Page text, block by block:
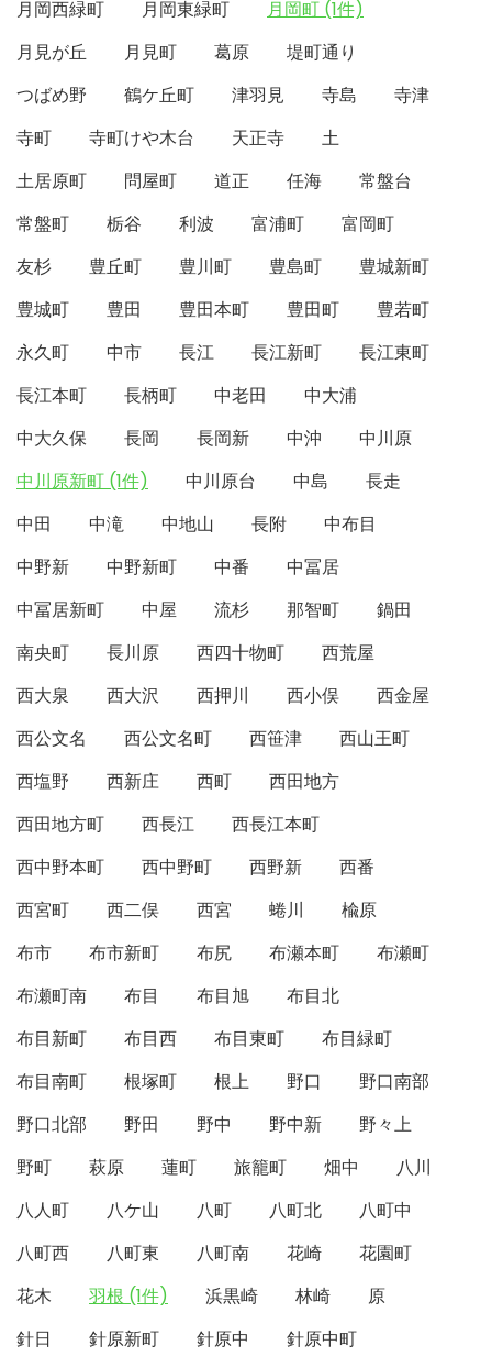
月岡西緑町
月岡東緑町
月岡町 (1件)
月見が丘
月見町 葛原
堤町通り
つばめ野
鶴ケ丘町 津羽見 寺島
寺津
寺町
寺町けや木台 天正寺
土
土居原町
問屋町 道正 任海
常盤台
常盤町
栃谷 利波 富浦町
富岡町
友杉
豊丘町 豊川町 豊島町
豊城新町
豊城町
豊田 豊田本町 豊田町
豊若町
永久町
中市 長江 長江新町
長江東町
長江本町
長柄町 中老田
中大浦
中大久保
長岡 長岡新 中沖
中川原
中川原新町 (1件)
中川原台 中島
長走
中田
中滝 中地山 長附
中布目
中野新
中野新町 中番
中冨居
中冨居新町
中屋 流杉 那智町
鍋田
南央町
長川原 西四十物町
西荒屋
西大泉
西大沢 西押川 西小俣
西金屋
西公文名
西公文名町 西笹津
西山王町
西塩野
西新庄 西町
西田地方
西田地方町
西長江
西長江本町
西中野本町
西中野町 西野新
西番
西宮町
西二俣 西宮 蜷川
楡原
布市
布市新町 布尻 布瀬本町
布瀬町
布瀬町南
布目 布目旭
布目北
布目新町
布目西 布目東町
布目緑町
布目南町
根塚町 根上 野口
野口南部
野口北部
野田 野中 野中新
野々上
野町
萩原 蓮町 旅籠町 畑中
八川
八人町
八ケ山 八町 八町北
八町中
八町西
八町東 八町南 花崎
花園町
花木
羽根 (1件) 浜黒崎 林崎
原
針日
針原新町 針原中 針原中町